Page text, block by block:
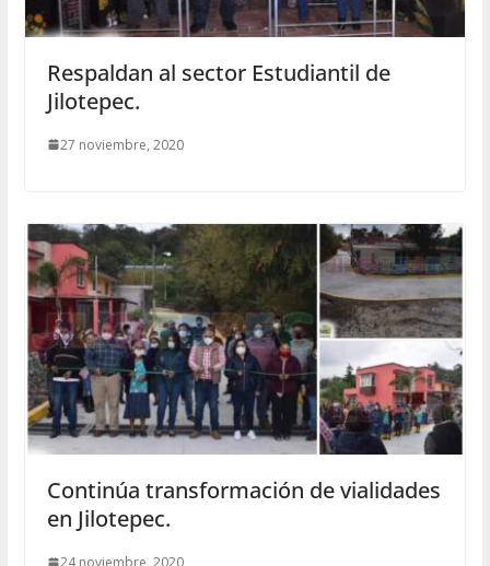
Respaldan al sector Estudiantil de
Jilotepec.
27 noviembre, 2020
Continúa transformación de vialidades
en Jilotepec.